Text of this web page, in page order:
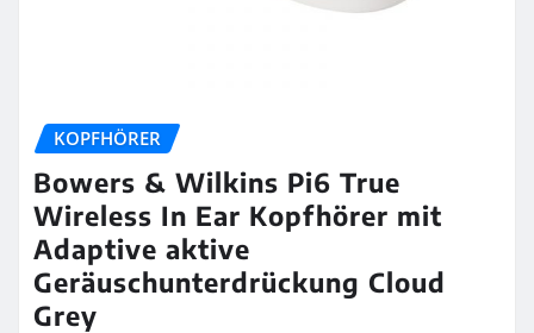
KOPFHÖRER
Bowers & Wilkins Pi6 True
Wireless In Ear Kopfhörer mit
Adaptive aktive
Geräuschunterdrückung Cloud
Grey